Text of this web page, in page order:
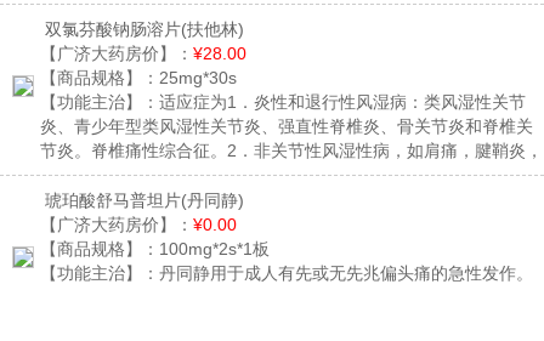
双氯芬酸钠肠溶片(扶他林)
【广济大药房价】： ¥28.00
【商品规格】： 25mg*30s
【功能主治】： 适应症为1．炎性和退行性风湿病：类风湿性关节
炎、青少年型类风湿性关节炎、强直性脊椎炎、骨关节炎和脊椎关
节炎。脊椎痛性综合征。2．非关节性风湿性病，如肩痛，腱鞘炎，
滑囊炎，肌痛及运动后损伤性疼痛等。3．痛风急性发作。4．创伤
后及术后炎症性疼痛如：创伤后，劳损后，牙痛，头痛等；妇科中
出现的疼痛或炎症，例如：原发性痛经或附加炎。 5．对耳、鼻、
喉的严重痛性感染可作为辅助治疗药，例如：咽扁桃体炎，耳炎。
原发疾病可根据一般治疗原则给予适当的治疗。6．对成年和儿童的
琥珀酸舒马普坦片(丹同静)
【广济大药房价】： ¥0.00
【商品规格】： 100mg*2s*1板
【功能主治】： 丹同静用于成人有先或无先兆偏头痛的急性发作。